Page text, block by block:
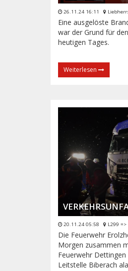
26.11.24 16:11
Eine ausgelöste
war der Grund für
heutigen Tages.
Weiterlesen
20.11.24 05:58 L299
Die Feuerwehr
Morgen zusammen
Feuerwehr
Leitstelle Biberach